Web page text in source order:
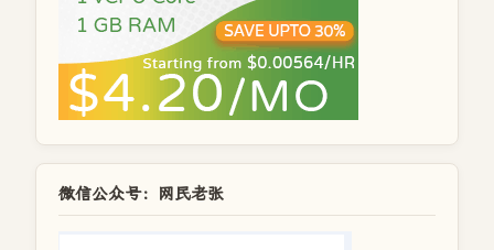
微信公众号：网民老张